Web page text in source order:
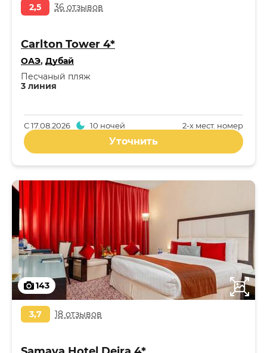
2,5 36 отзывов
Carlton Tower 4*
ОАЭ, Дубай
3 линия
Песчаный пляж
2-x мест. номер
С17.08.2026 10 ночей
Уточнить
143
3,7 18 отзывов